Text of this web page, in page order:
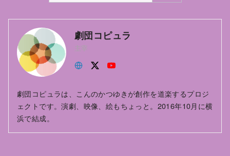
劇団コピュラ
主宰
劇団コピュラは、こんのかつゆきが創作を道楽するプロジ
ェクトです。演劇、映像、絵もちょっと。2016年10月に横
浜で結成。